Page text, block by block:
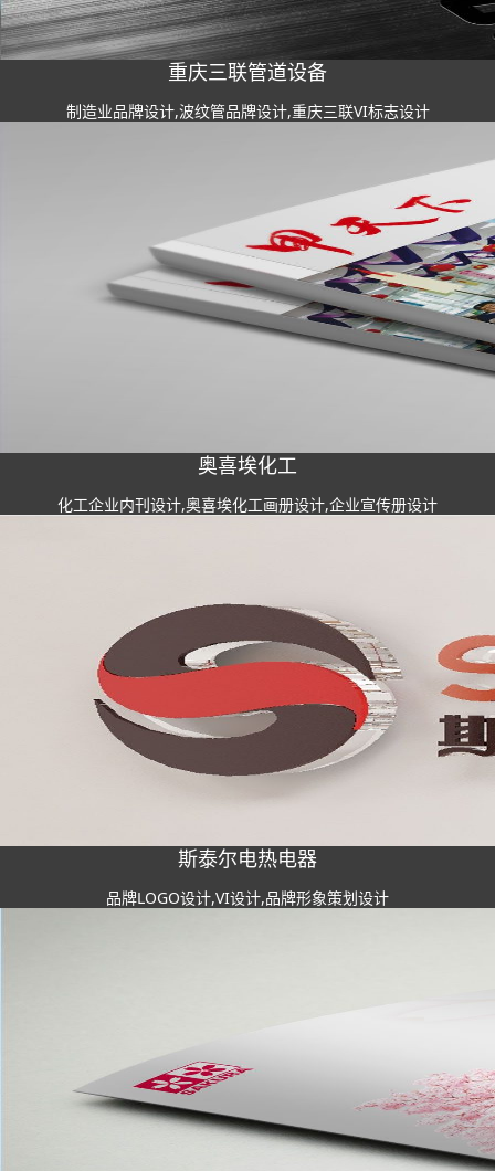
重庆三联管道设备
制造业品牌设计,波纹管品牌设计,重庆三联VI标志设计
奥喜埃化工
化工企业内刊设计,奥喜埃化工画册设计,企业宣传册设计
斯泰尔电热电器
品牌LOGO设计,VI设计,品牌形象策划设计